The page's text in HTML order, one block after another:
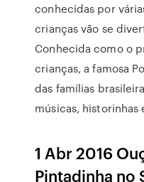
conhecidas por
crianças vão se
Conhecida como o
crianças, a famosa
das famílias
músicas, historinhas
1 Abr 2016
Pintadinha no